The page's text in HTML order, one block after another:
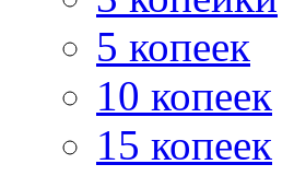
5 копеек
10 копеек
15 копеек